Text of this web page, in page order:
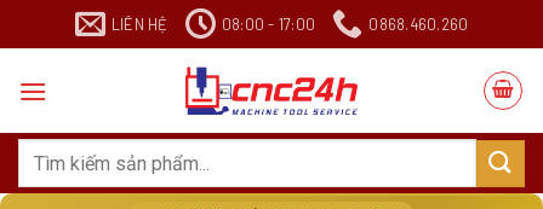
đến
dung
LIÊN HỆ 08:00 - 17:00 0868.460.260
Search